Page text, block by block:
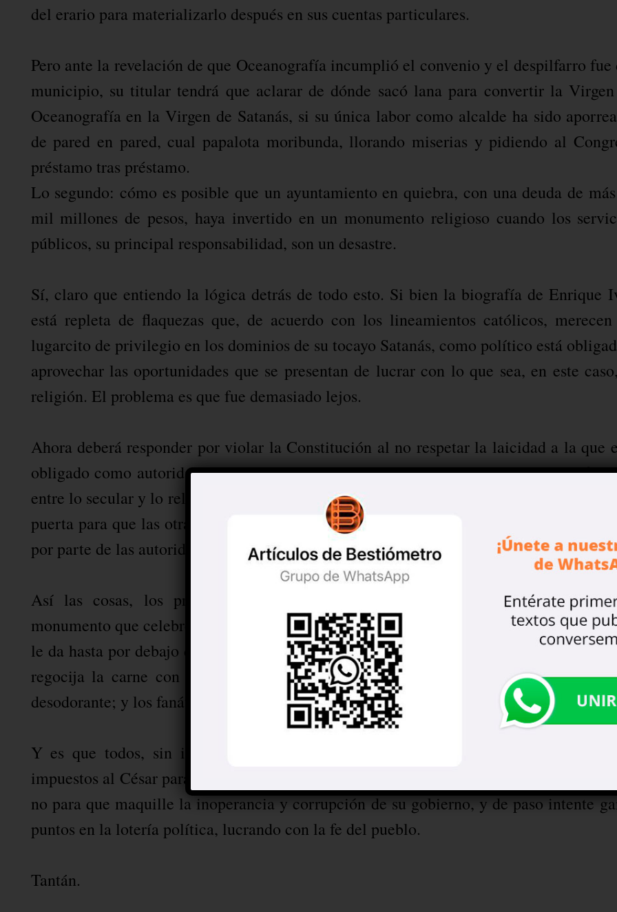
del erario para materializarlo después en sus cuentas particulares.
Pero ante la revelación de que Oceanografía incumplió el convenio y el despilfarro fue
municipio, su titular tendrá que aclarar de dónde sacó lana para convertir la
Oceanografía en la Virgen de Satanás, si su única labor como alcalde ha sido
de pared en pared, cual papalota moribunda, llorando miserias y pidiendo al
préstamo tras préstamo.
Lo segundo: cómo es posible que un ayuntamiento en quiebra, con una deuda de
mil millones de pesos, haya invertido en un monumento religioso cuando los
públicos, su principal responsabilidad, son un desastre.
Sí, claro que entiendo la lógica detrás de todo esto. Si bien la biografía de Enrique
está repleta de flaquezas que, de acuerdo con los lineamientos católicos,
lugarcito de privilegio en los dominios de su tocayo Satanás, como político está
aprovechar las oportunidades que se presentan de lucrar con lo que sea, en este
religión. El problema es que fue demasiado lejos.
Ahora deberá responder por violar la Constitución al no respetar la laicidad a la que
obligado como autoridad. Y sobre esto último, el caso se agrava. Al romperse la
entre lo secular y lo religioso, al actuar como creyente y no como alcalde, Satanás
puerta para que las otras religiones exijan el mismo reconocimiento y la misma
por parte de las autoridades.
Así las cosas, los protestantes y sus múltiples ramificaciones pueden
monumento que celebre el instante en que Lutero, armado con las 95 tesis de
le da hasta por debajo de los párpados a Leon X; los mormones, uno donde Joseph
regocija la carne con sus 33 mujeres; los menonitas, otro donde condenan el uso
desodorante; y los fanáticos de Chico Che, una estatua al sapo suicida.
Y es que todos, sin importar la religión que profesemos, estamos obligados a
impuestos al César para que éste, a su vez, los retribuya con servicios públicos de
no para que maquille la inoperancia y corrupción de su gobierno, y de paso intente
puntos en la lotería política, lucrando con la fe del pueblo.
Tantán.